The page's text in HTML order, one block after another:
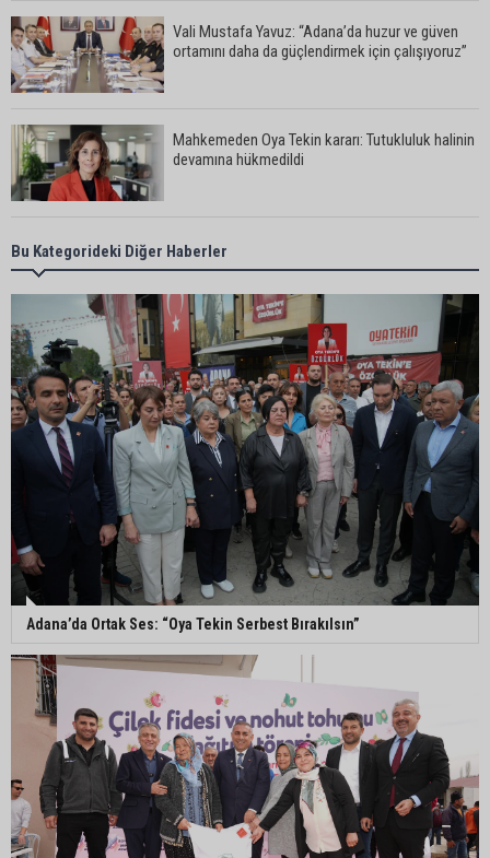
Vali Mustafa Yavuz: “Adana’da huzur ve güven
ortamını daha da güçlendirmek için çalışıyoruz”
Mahkemeden Oya Tekin kararı: Tutukluluk halinin
devamına hükmedildi
Adana’da taziye evinde silahlı kavga kamerada:
Çok sayıda polis ekibi olay yerine sevk edildi
Adana’da parktaki OED cihazını çalan şüpheli
tutuklandı
Seyhan’da fırın ve pastanelere hijyen denetimi
gerçekleştirildi
Eski polis memuru Ergün Karakaya’nın
öldürüldüğü silahlı kavganın görüntüleri ortaya
çıktı
İmamoğlu’nda hijyen ve etiket kontrolü
Mustafa Özkan: "Yüreğir Belediye Başkan
Vekilliği seçimine ilişkin hukuki süreç başlatıldı"
Bu Kategorideki Diğer Haberler
Adana’da Ortak Ses: “Oya Tekin Serbest Bırakılsın”